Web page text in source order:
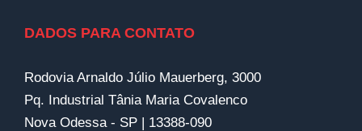
DADOS PARA CONTATO
Rodovia Arnaldo Júlio Mauerberg, 3000
Pq. Industrial Tânia Maria Covalenco
Nova Odessa - SP | 13388-090